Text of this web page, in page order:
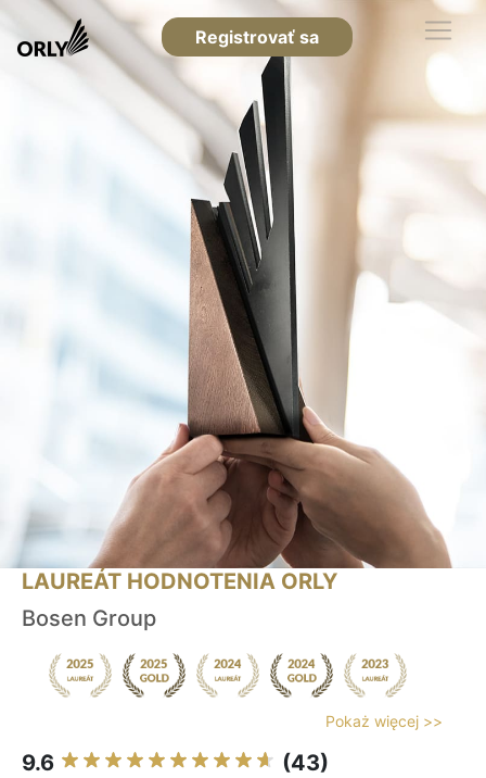
Registrovať sa
LAUREÁT HODNOTENIA ORLY
Bosen Group
Pokaż więcej >>
9.6 (43)